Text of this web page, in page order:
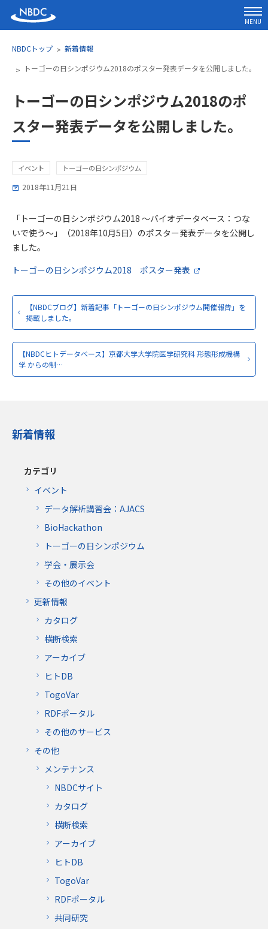
MENU
NBDCトップ
新着情報
トーゴーの日シンポジウム2018のポスター発表データを公開しました。
トーゴーの日シンポジウム2018のポ
スター発表データを公開しました。
イベント トーゴーの日シンポジウム
2018年11月21日
「トーゴーの日シンポジウム2018 ～バイオデータベース：つな
いで使う～」（2018年10月5日）のポスター発表データを公開し
ました。
トーゴーの日シンポジウム2018 ポスター発表
【NBDCブログ】新着記事「トーゴーの日シンポジウム開催報告」を
掲載しました。
【NBDCヒトデータベース】京都大学大学院医学研究科 形態形成機構
学 からの制…
新着情報
カテゴリ
イベント
データ解析講習会：AJACS
BioHackathon
トーゴーの日シンポジウム
学会・展示会
その他のイベント
更新情報
カタログ
横断検索
アーカイブ
ヒトDB
TogoVar
RDFポータル
その他のサービス
その他
メンテナンス
NBDCサイト
カタログ
横断検索
アーカイブ
ヒトDB
TogoVar
RDFポータル
共同研究